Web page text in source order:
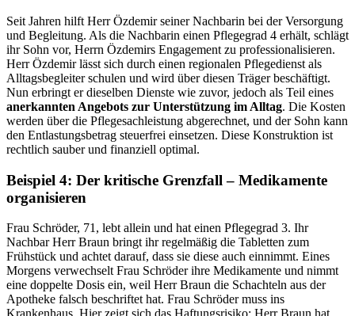
Seit Jahren hilft Herr Özdemir seiner Nachbarin bei der Versorgung
und Begleitung. Als die Nachbarin einen Pflegegrad 4 erhält, schlägt
ihr Sohn vor, Herrn Özdemirs Engagement zu professionalisieren.
Herr Özdemir lässt sich durch einen regionalen Pflegedienst als
Alltagsbegleiter schulen und wird über diesen Träger beschäftigt.
Nun erbringt er dieselben Dienste wie zuvor, jedoch als Teil eines
anerkannten Angebots zur Unterstützung im Alltag. Die Kosten
werden über die Pflegesachleistung abgerechnet, und der Sohn kann
den Entlastungsbetrag steuerfrei einsetzen. Diese Konstruktion ist
rechtlich sauber und finanziell optimal.
Beispiel 4: Der kritische Grenzfall – Medikamente
organisieren
Frau Schröder, 71, lebt allein und hat einen Pflegegrad 3. Ihr
Nachbar Herr Braun bringt ihr regelmäßig die Tabletten zum
Frühstück und achtet darauf, dass sie diese auch einnimmt. Eines
Morgens verwechselt Frau Schröder ihre Medikamente und nimmt
eine doppelte Dosis ein, weil Herr Braun die Schachteln aus der
Apotheke falsch beschriftet hat. Frau Schröder muss ins